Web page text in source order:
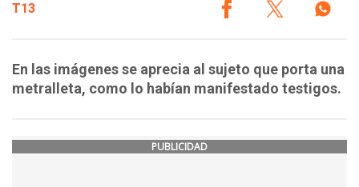
T13
En las imágenes se aprecia al sujeto que porta una
metralleta, como lo habían manifestado testigos.
PUBLICIDAD